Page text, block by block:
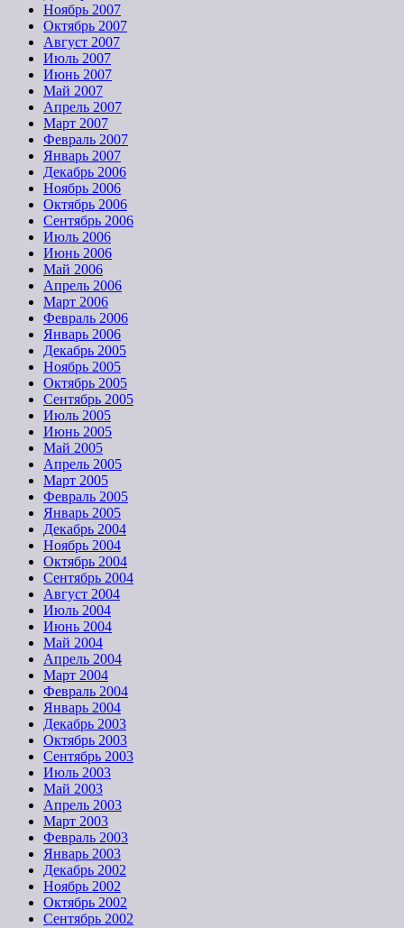
Ноябрь 2007
Октябрь 2007
Август 2007
Июль 2007
Июнь 2007
Май 2007
Апрель 2007
Март 2007
Февраль 2007
Январь 2007
Декабрь 2006
Ноябрь 2006
Октябрь 2006
Сентябрь 2006
Июль 2006
Июнь 2006
Май 2006
Апрель 2006
Март 2006
Февраль 2006
Январь 2006
Декабрь 2005
Ноябрь 2005
Октябрь 2005
Сентябрь 2005
Июль 2005
Июнь 2005
Май 2005
Апрель 2005
Март 2005
Февраль 2005
Январь 2005
Декабрь 2004
Ноябрь 2004
Октябрь 2004
Сентябрь 2004
Август 2004
Июль 2004
Июнь 2004
Май 2004
Апрель 2004
Март 2004
Февраль 2004
Январь 2004
Декабрь 2003
Октябрь 2003
Сентябрь 2003
Июль 2003
Май 2003
Апрель 2003
Март 2003
Февраль 2003
Январь 2003
Декабрь 2002
Ноябрь 2002
Октябрь 2002
Сентябрь 2002